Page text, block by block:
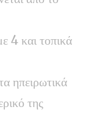
4 και τοπικά
ηπειρωτικά
της